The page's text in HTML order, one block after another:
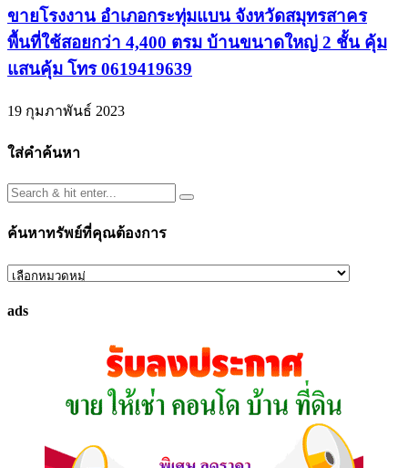
ขายโรงงาน อำเภอกระทุ่มแบน จังหวัดสมุทรสาคร
พื้นที่ใช้สอยกว่า 4,400 ตรม บ้านขนาดใหญ่ 2 ชั้น คุ้ม
แสนคุ้ม โทร 0619419639
19 กุมภาพันธ์ 2023
ใส่คำค้นหา
ค้นหาทรัพย์ที่คุณต้องการ
ค้นหา
ที่
ads